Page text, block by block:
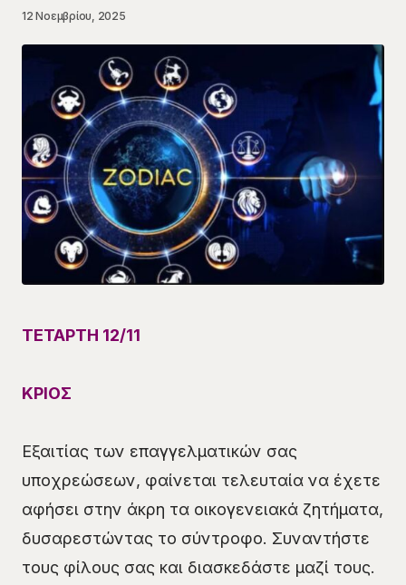
12 Νοεμβρίου, 2025
ΤΕΤΑΡΤΗ 12/11
ΚΡΙΟΣ
Εξαιτίας των επαγγελματικών σας
υποχρεώσεων, φαίνεται τελευταία να έχετε
αφήσει στην άκρη τα οικογενειακά ζητήματα,
δυσαρεστώντας το σύντροφο. Συναντήστε
τους φίλους σας και διασκεδάστε μαζί τους.